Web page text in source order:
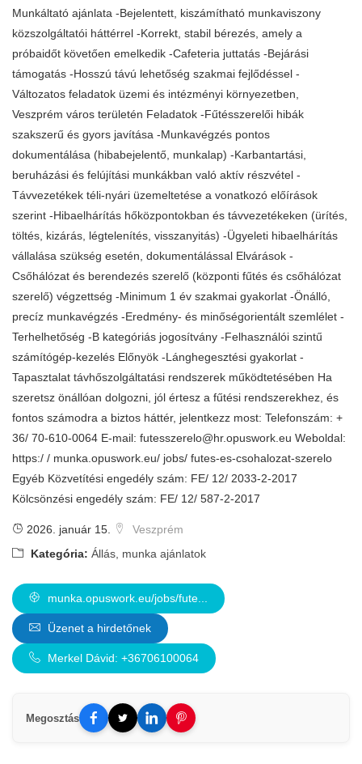
Munkáltató ajánlata -Bejelentett, kiszámítható munkaviszony
közszolgáltatói háttérrel -Korrekt, stabil bérezés, amely a
próbaidőt követően emelkedik -Cafeteria juttatás -Bejárási
támogatás -Hosszú távú lehetőség szakmai fejlődéssel -
Változatos feladatok üzemi és intézményi környezetben,
Veszprém város területén Feladatok -Fűtésszerelői hibák
szakszerű és gyors javítása -Munkavégzés pontos
dokumentálása (hibabejelentő, munkalap) -Karbantartási,
beruházási és felújítási munkákban való aktív részvétel -
Távvezetékek téli-nyári üzemeltetése a vonatkozó előírások
szerint -Hibaelhárítás hőközpontokban és távvezetékeken (ürítés,
töltés, kizárás, légtelenítés, visszanyitás) -Ügyeleti hibaelhárítás
vállalása szükség esetén, dokumentálással Elvárások -
Csőhálózat és berendezés szerelő (központi fűtés és csőhálózat
szerelő) végzettség -Minimum 1 év szakmai gyakorlat -Önálló,
precíz munkavégzés -Eredmény- és minőségorientált szemlélet -
Terhelhetőség -B kategóriás jogosítvány -Felhasználói szintű
számítógép-kezelés Előnyök -Lánghegesztési gyakorlat -
Tapasztalat távhőszolgáltatási rendszerek működtetésében Ha
szeretsz önállóan dolgozni, jól értesz a fűtési rendszerekhez, és
fontos számodra a biztos háttér, jelentkezz most: Telefonszám: +
36/ 70-610-0064 E-mail: futesszerelo@hr.opuswork.eu Weboldal:
https:/ / munka.opuswork.eu/ jobs/ futes-es-csohalozat-szerelo
Egyéb Közvetítési engedély szám: FE/ 12/ 2033-2-2017
Kölcsönzési engedély szám: FE/ 12/ 587-2-2017
2026. január 15.
Veszprém
Kategória: Állás, munka ajánlatok
munka.opuswork.eu/jobs/fute...
Üzenet a hirdetőnek
Merkel Dávid: +36706100064
Megosztás